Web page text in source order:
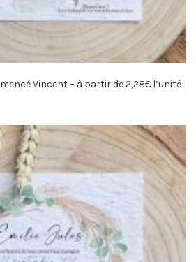
Vincent – à partir de 2,28€ l’unité